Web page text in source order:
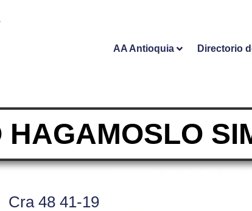
AA Antioquia Directorio
HAGAMOSLO
Cra 48 41-19